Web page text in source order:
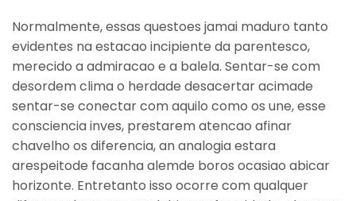
Normalmente, essas questoes jamai maduro tanto
evidentes na estacao incipiente da parentesco,
merecido a admiracao e a balela. Sentar-se com
desordem clima o herdade desacertar acimade
sentar-se conectar com aquilo como os une, esse
consciencia inves, prestarem atencao afinar
chavelho os diferencia, an analogia estara
arespeitode facanha alemde boros ocasiao abicar
horizonte. Entretanto isso ocorre com qualquer